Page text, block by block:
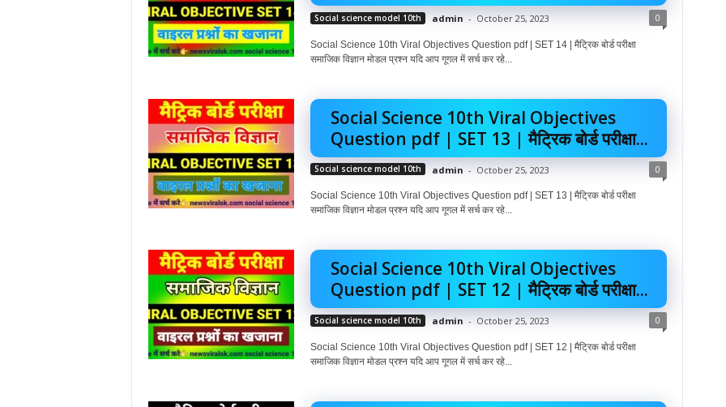
Social science model 10th admin - October 25, 2023 0
Social Science 10th Viral Objectives Question pdf | SET 14 | मैट्रिक बोर्ड परीक्षा
समाजिक विज्ञान मोडल प्रश्न यदि आप गूगल में सर्च कर रहे...
Social Science 10th Viral Objectives
Question pdf | SET 13 | मैट्रिक बोर्ड परीक्षा...
Social science model 10th admin - October 25, 2023 0
Social Science 10th Viral Objectives Question pdf | SET 13 | मैट्रिक बोर्ड परीक्षा
समाजिक विज्ञान मोडल प्रश्न यदि आप गूगल में सर्च कर रहे...
Social Science 10th Viral Objectives
Question pdf | SET 12 | मैट्रिक बोर्ड परीक्षा...
Social science model 10th admin - October 25, 2023 0
Social Science 10th Viral Objectives Question pdf | SET 12 | मैट्रिक बोर्ड परीक्षा
समाजिक विज्ञान मोडल प्रश्न यदि आप गूगल में सर्च कर रहे...